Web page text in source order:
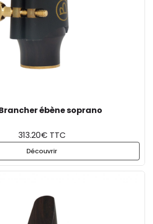
ébène soprano
313.20€ TTC
Découvrir